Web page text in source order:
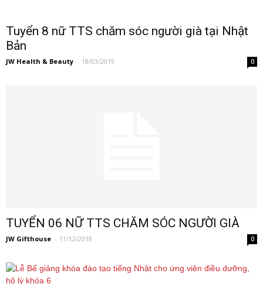
Tuyển 8 nữ TTS chăm sóc người già tại Nhật
Bản
JW Health & Beauty - 18/03/2019 0
TUYỂN 06 NỮ TTS CHĂM SÓC NGƯỜI GIÀ
JW Gifthouse - 11/12/2018 0